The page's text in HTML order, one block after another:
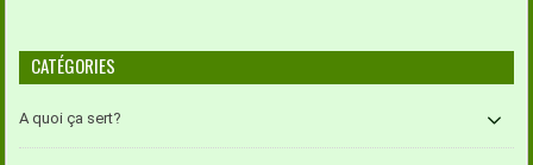
CATÉGORIES
A quoi ça sert?